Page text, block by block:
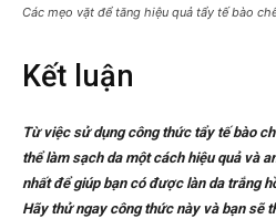
Các mẹo vặt để tăng hiệu quả tẩy tế bào
Kết luận
Từ việc sử dụng công thức tẩy tế bào
thể làm sạch da một cách hiệu quả và
nhất để giúp bạn có được làn da trắng
Hãy thử ngay công thức này và bạn sẽ